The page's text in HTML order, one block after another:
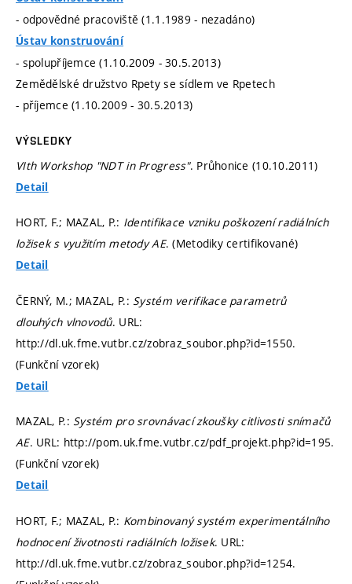
- odpovědné pracoviště (1.1.1989 - nezadáno)
Ústav konstruování
- spolupříjemce (1.10.2009 - 30.5.2013)
Zemědělské družstvo Rpety se sídlem ve Rpetech
- příjemce (1.10.2009 - 30.5.2013)
VÝSLEDKY
VIth Workshop "NDT in Progress". Průhonice (10.10.2011)
Detail
HORT, F.; MAZAL, P.: Identifikace vzniku poškození radiálních
ložisek s využitím metody AE. (Metodiky certifikované)
Detail
ČERNÝ, M.; MAZAL, P.: Systém verifikace parametrů
dlouhých vlnovodů. URL:
http://dl.uk.fme.vutbr.cz/zobraz_soubor.php?id=1550.
(Funkční vzorek)
Detail
MAZAL, P.: Systém pro srovnávací zkoušky citlivosti snímačů
AE. URL: http://pom.uk.fme.vutbr.cz/pdf_projekt.php?id=195.
(Funkční vzorek)
Detail
HORT, F.; MAZAL, P.: Kombinovaný systém experimentálního
hodnocení životnosti radiálních ložisek. URL:
http://dl.uk.fme.vutbr.cz/zobraz_soubor.php?id=1254.